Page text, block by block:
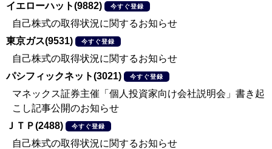
イエローハット(9882)
今すぐ登録
自己株式の取得状況に関するお知らせ
東京ガス(9531)
今すぐ登録
自己株式の取得状況に関するお知らせ
パシフィックネット(3021)
今すぐ登録
マネックス証券主催「個人投資家向け会社説明会」書き起
こし記事公開のお知らせ
ＪＴＰ(2488)
今すぐ登録
自己株式の取得状況に関するお知らせ